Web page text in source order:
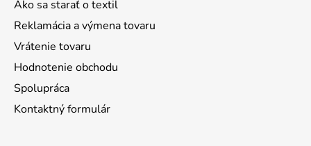
Ako sa starať o textil
Reklamácia a výmena tovaru
Vrátenie tovaru
Hodnotenie obchodu
Spolupráca
Kontaktný formulár